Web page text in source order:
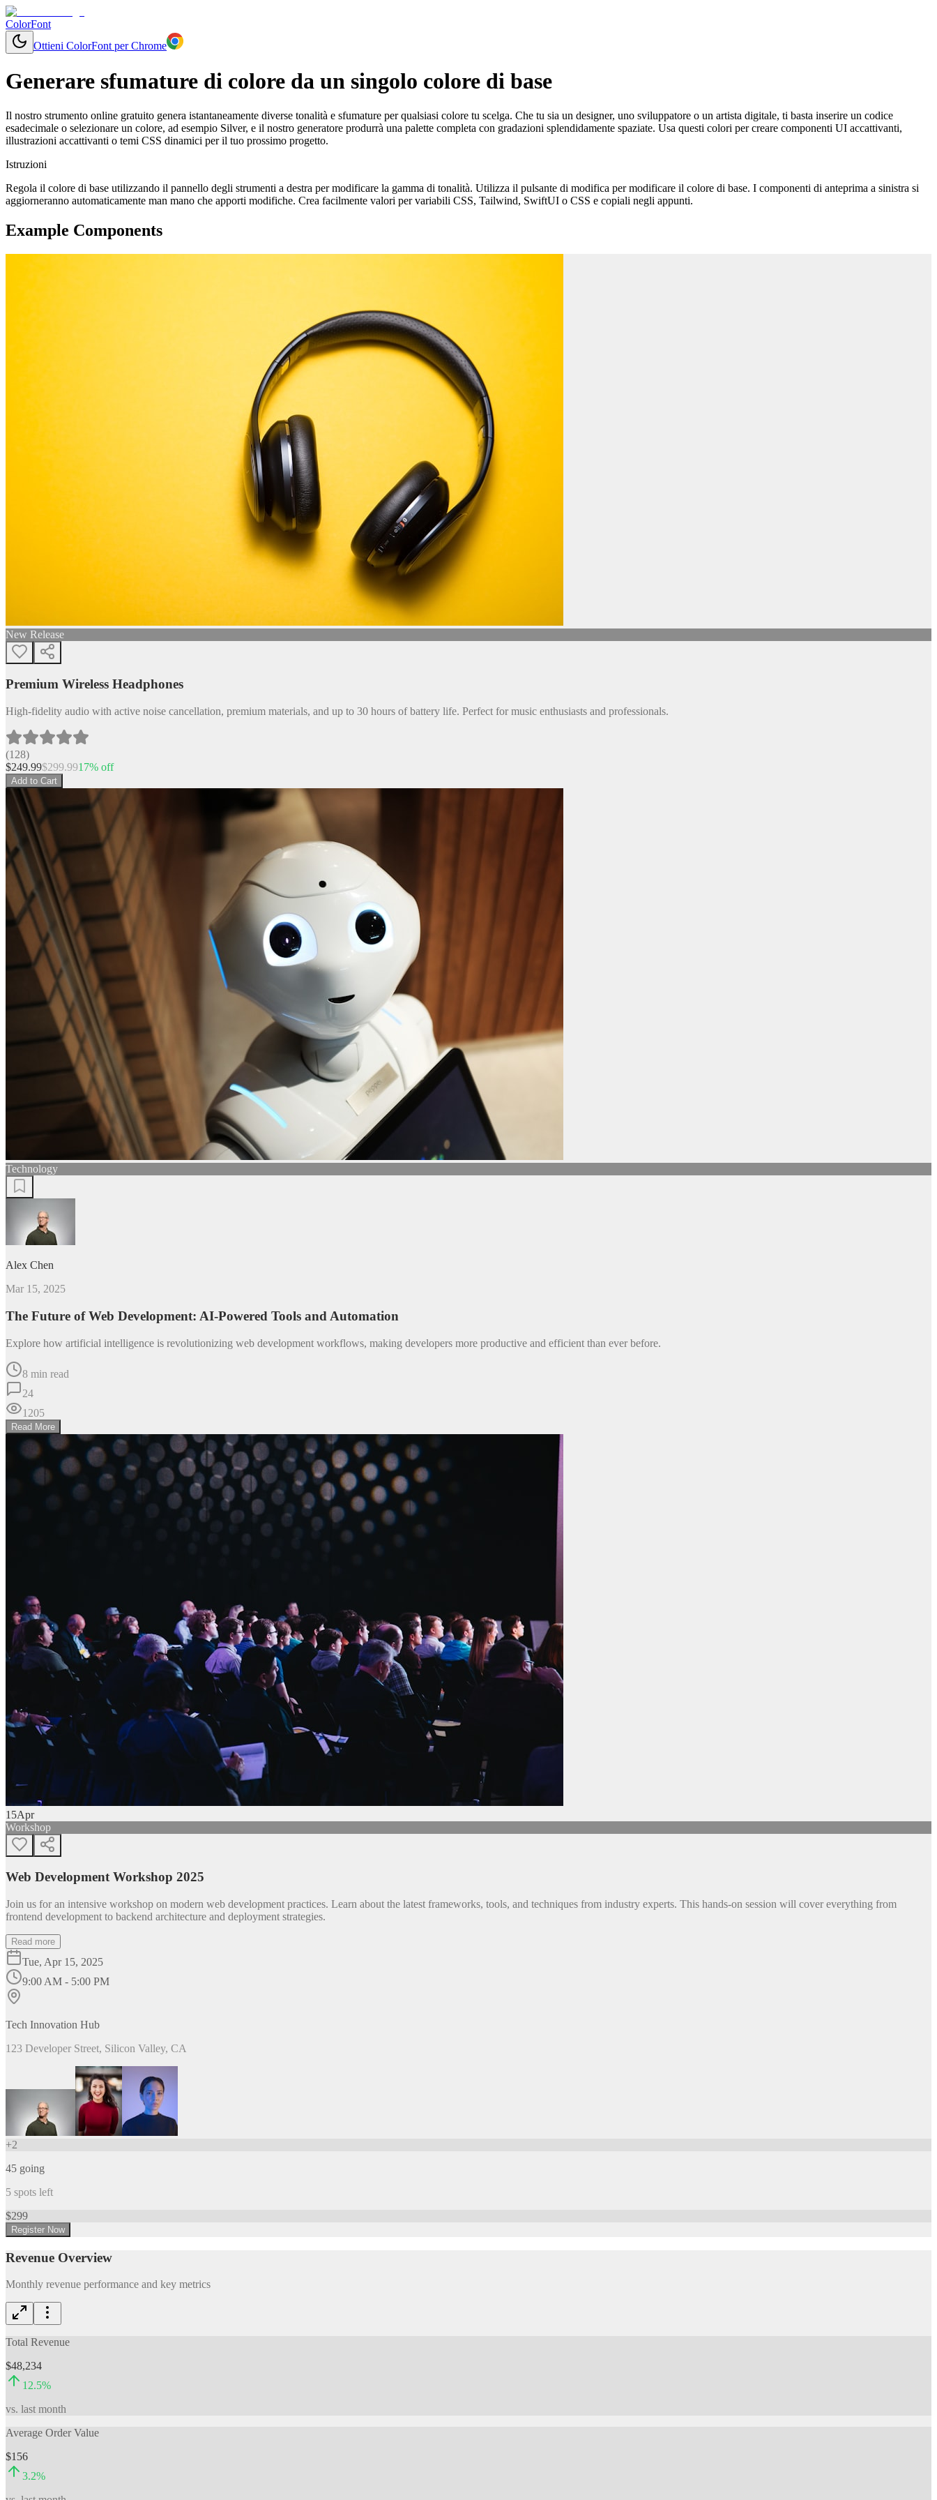
ColorFont
Ottieni ColorFont per Chrome
Generare sfumature di colore da un singolo colore di base
Il nostro strumento online gratuito genera istantaneamente diverse tonalità e sfumature per qualsiasi colore tu scelga. Che tu sia un designer, uno sviluppatore o un artista digitale, ti basta inserire un codice
esadecimale o selezionare un colore, ad esempio Silver, e il nostro generatore produrrà una palette completa con gradazioni splendidamente spaziate. Usa questi colori per creare componenti UI accattivanti,
illustrazioni accattivanti o temi CSS dinamici per il tuo prossimo progetto.
Istruzioni
Regola il colore di base utilizzando il pannello degli strumenti a destra per modificare la gamma di tonalità. Utilizza il pulsante di modifica per modificare il colore di base. I componenti di anteprima a sinistra si
aggiorneranno automaticamente man mano che apporti modifiche. Crea facilmente valori per variabili CSS, Tailwind, SwiftUI o CSS e copiali negli appunti.
Example Components
New Release
Premium Wireless Headphones
High-fidelity audio with active noise cancellation, premium materials, and up to 30 hours of battery life. Perfect for music enthusiasts and professionals.
(128)
$249.99$299.9917% off
Add to Cart
Technology
Alex Chen
Mar 15, 2025
The Future of Web Development: AI-Powered Tools and Automation
Explore how artificial intelligence is revolutionizing web development workflows, making developers more productive and efficient than ever before.
8 min read
24
1205
Read More
15Apr
Workshop
Web Development Workshop 2025
Join us for an intensive workshop on modern web development practices. Learn about the latest frameworks, tools, and techniques from industry experts. This hands-on session will cover everything from
frontend development to backend architecture and deployment strategies.
Read more
Tue, Apr 15, 2025
9:00 AM - 5:00 PM
Tech Innovation Hub
123 Developer Street, Silicon Valley, CA
+2
45 going
5 spots left
$299
Register Now
Revenue Overview
Monthly revenue performance and key metrics
Total Revenue
$48,234
12.5%
vs. last month
Average Order Value
$156
3.2%